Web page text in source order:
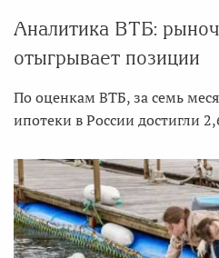
Аналитика ВТБ:
отыгрывает позиции
По оценкам ВТБ, за семь
ипотеки в России достигли